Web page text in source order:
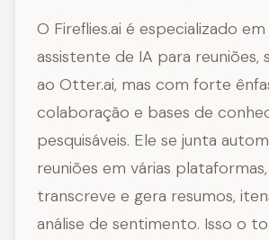
O Fireflies.ai é especializado
assistente de IA para reuniões,
ao Otter.ai, mas com forte
colaboração e bases de
pesquisáveis. Ele se junta
reuniões em várias plataformas,
transcreve e gera resumos,
análise de sentimento. Isso o